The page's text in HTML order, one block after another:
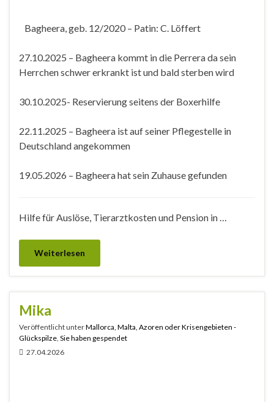
Bagheera, geb. 12/2020 – Patin: C. Löffert
27.10.2025 – Bagheera kommt in die Perrera da sein
Herrchen schwer erkrankt ist und bald sterben wird
30.10.2025- Reservierung seitens der Boxerhilfe
22.11.2025 – Bagheera ist auf seiner Pflegestelle in
Deutschland angekommen
19.05.2026 – Bagheera hat sein Zuhause gefunden
Hilfe für Auslöse, Tierarztkosten und Pension in …
Weiterlesen
Mika
Veröffentlicht unterMallorca, Malta, Azoren oder Krisengebieten -
Glückspilze Sie haben gespendet
27.04.2026